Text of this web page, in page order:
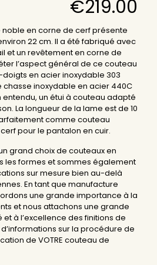
€219.00
en corne de cerf présente
22 cm. Il a été fabriqué avec
et un revêtement en corne de
l’aspect général de ce couteau
en acier inoxydable 303
inoxydable en acier 440C
entendu, un étui à couteau adapté
La longueur de la lame est de 10
comme couteau
pour le pantalon en cuir.
grand choix de couteaux en
les formes et sommes également
sur mesure bien au-delà
En tant que manufacture
une grande importance à la
et nous attachons une grande
à l’excellence des finitions de
sur la procédure de
de VOTRE couteau de